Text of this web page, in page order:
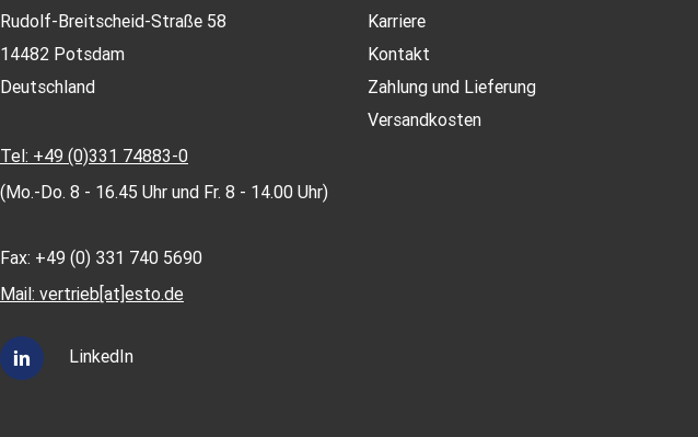
Rudolf-Breitscheid-Straße 58
14482 Potsdam
Deutschland
Tel: +49 (0)331 74883-0
(Mo.-Do. 8 - 16.45 Uhr und Fr. 8 - 14.00 Uhr)
Fax: +49 (0) 331 740 5690
Mail: vertrieb[at]esto.de
LinkedIn
Karriere
Kontakt
Zahlung und Lieferung
Versandkosten